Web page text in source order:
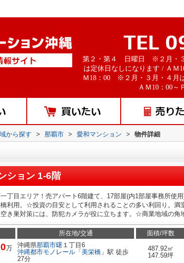
第２・第４ 日曜日 ※２月・
は定休日なしになります / ＡＭ
Ｍ18：00 ※２月・３月・４月
ＡＭ10：00～
から探す > 那覇市 > 愛和マンション > 物件詳細
ション 1-6階
丁目エリア！売アパート6階建て、17部屋(内1部屋事務所使
利用。☆投資の目安として利用されることの多い利回り。
き巣対策には、防犯カメラが役に立ちます。☆商業地域の
万
所在地/交通
沖縄県那覇市曙 １丁目6
沖縄都市モノレール 「 美栄橋 」駅 徒歩
27分
面積/坪数
487.92㎡
147.59坪